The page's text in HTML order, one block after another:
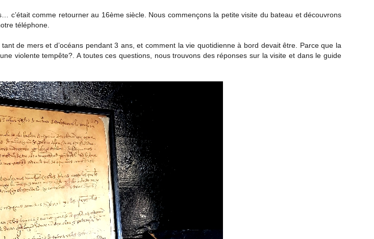
comme retourner au 16ème siècle. Nous commençons la petite visite du bateau et découvrons
téléphone.
de mers et d’océans pendant 3 ans, et comment la vie quotidienne à bord devait être. Parce que la
violente tempête?. A toutes ces questions, nous trouvons des réponses sur la visite et dans le guide